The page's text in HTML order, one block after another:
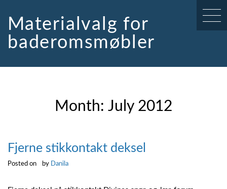
contentMaterialvalg for
baderomsmøbler
Month: July 2012
Fjerne stikkontakt deksel
Posted on by Danila